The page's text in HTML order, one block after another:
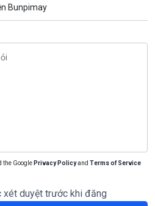
Bunpimay
the Google Privacy Policyand Terms of Service
xét duyệt trước khi đăng